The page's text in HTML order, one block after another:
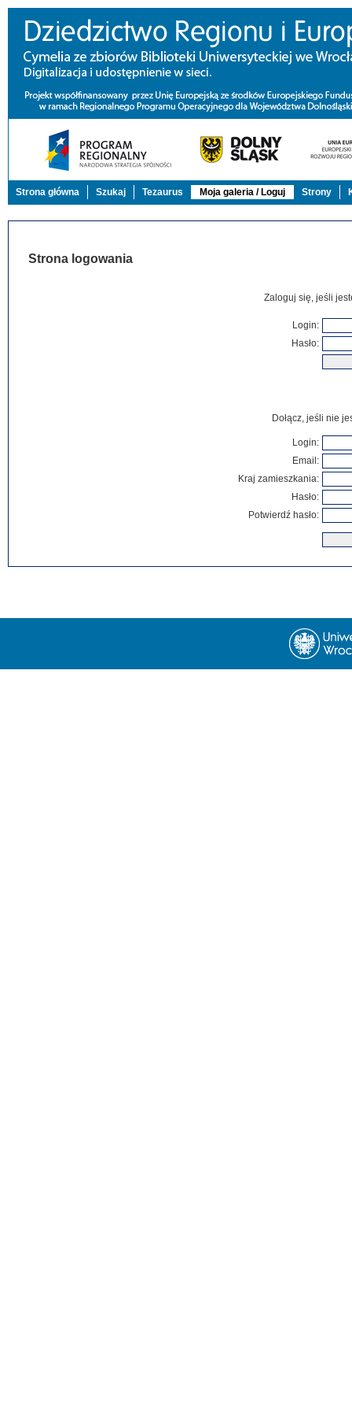
Strona główna Szukaj Tezaurus Moja galeria / Loguj Strony
Strona logowania
Zaloguj się, jeśli
Login:
Hasło:
Dołącz, jeśli nie
Login:
Email:
Kraj zamieszkania:
Hasło:
Potwierdź hasło: